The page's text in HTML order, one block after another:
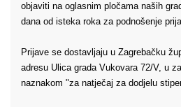
objaviti na oglasnim pločama naših
dana od isteka roka za podnošenje
Prijave se dostavljaju u Zagrebačku
adresu Ulica grada Vukovara 72/V, u
naznakom "za natječaj za dodjelu